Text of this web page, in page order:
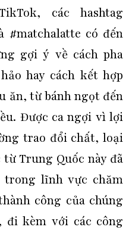
các hashtag
#matchalatte có đến
gợi ý về cách pha
hay cách kết hợp
ăn, từ bánh ngọt đến
Được ca ngợi vì lợi
trao đổi chất, loại
Trung Quốc này đã
lĩnh vực chăm
công của chúng
kèm với các công